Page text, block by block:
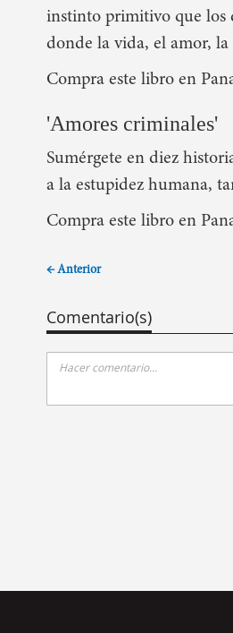
instinto primitivo que los
donde la vida, el amor, la
Compra este libro en
'Amores criminales'
Sumérgete en diez
a la estupidez humana,
Compra este libro en
← Anterior
Comentario(s)